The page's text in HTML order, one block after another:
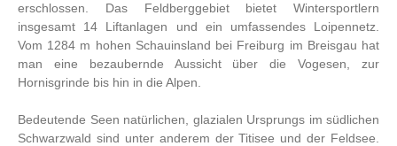
erschlossen. Das Feldberggebiet bietet Wintersportlern
insgesamt 14 Liftanlagen und ein umfassendes Loipennetz.
Vom 1284 m hohen Schauinsland bei Freiburg im Breisgau hat
man eine bezaubernde Aussicht über die Vogesen, zur
Hornisgrinde bis hin in die Alpen.
Bedeutende Seen natürlichen, glazialen Ursprungs im südlichen
Schwarzwald sind unter anderem der Titisee und der Feldsee.